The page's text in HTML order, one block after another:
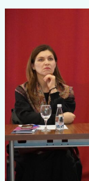
povjerenje
prevencija